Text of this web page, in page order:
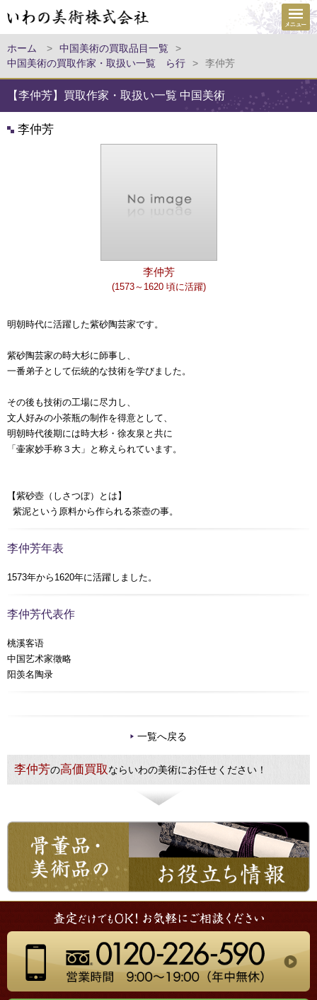
ホーム > 中国美術の買取品目一覧
>
中国美術の買取作家・取扱い一覧 ら行
> 李仲芳
【李仲芳】買取作家・取扱い一覧 中国美術
李仲芳
李仲芳
(1573～1620 頃に活躍)
明朝時代に活躍した紫砂陶芸家です。
紫砂陶芸家の時大杉に師事し、
一番弟子として伝統的な技術を学びました。
その後も技術の工場に尽力し、
文人好みの小茶瓶の制作を得意として、
明朝時代後期には時大杉・徐友泉と共に
「壷家妙手称３大」と称えられています。
【紫砂壺（しさつぼ）とは】
紫泥という原料から作られる茶壺の事。
李仲芳年表
1573年から1620年に活躍しました。
李仲芳代表作
桃溪客语
中国艺术家徵略
阳羡名陶录
一覧へ戻る
李仲芳の高価買取ならいわの美術にお任せください！